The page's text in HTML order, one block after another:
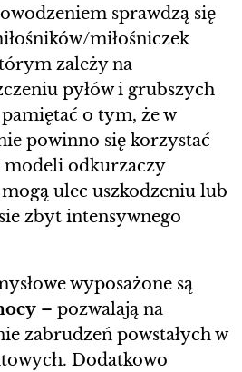
sprawdzą się
miłośniczek
zależy na
pyłów i grubszych
o tym, że w
powinno się korzystać
modeli odkurzaczy
ulec uszkodzeniu lub
zbyt intensywnego
wyposażone są
– pozwalają na
zabrudzeń powstałych w
Dodatkowo